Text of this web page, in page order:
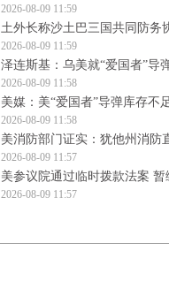
2026-08-09 11:59
土外长称沙土巴三国共同防务
2026-08-09 11:59
泽连斯基：乌美就“爱国者”导
2026-08-09 11:58
美媒：美“爱国者”导弹库存不
2026-08-09 11:58
美消防部门证实：犹他州消防
2026-08-09 11:57
美参议院通过临时拨款法案 暂
2026-08-09 11:57